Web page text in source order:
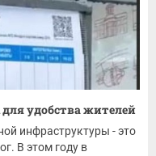
удобства жителей
инфраструктуры - это
В этом году в